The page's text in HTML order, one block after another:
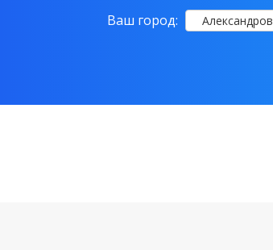
Ваш город: Александров